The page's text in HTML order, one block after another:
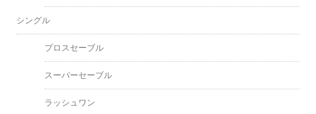
シングル
プロスセーブル
スーパーセーブル
ラッシュワン